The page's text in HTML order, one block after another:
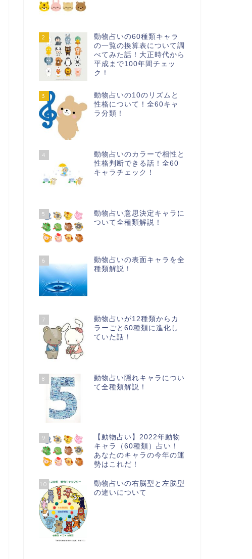
2
動物占いの60種類キャラ
の一覧の換算表について調
べてみた話！大正時代から
平成まで100年間チェッ
ク！
3
動物占いの10のリズムと
性格について！全60キャ
ラ分類！
4
動物占いのカラーで相性と
性格判断できる話！全60
キャラチェック！
5
動物占い意思決定キャラに
ついて全種類解説！
6
動物占いの表面キャラを全
種類解説！
7
動物占いが12種類からカ
ラーごと60種類に進化し
ていた話！
8
動物占い隠れキャラについ
て全種類解説！
9
【動物占い】2022年動物
キャラ（60種類）占い！
あなたのキャラの今年の運
勢はこれだ！
10
動物占いの右脳型と左脳型
の違いについて